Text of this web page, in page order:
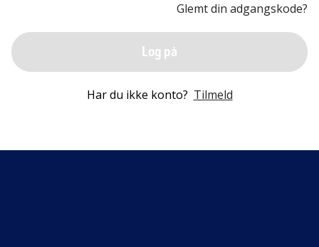
Glemt din adgangskode?
Log på
Har du ikke konto? Tilmeld